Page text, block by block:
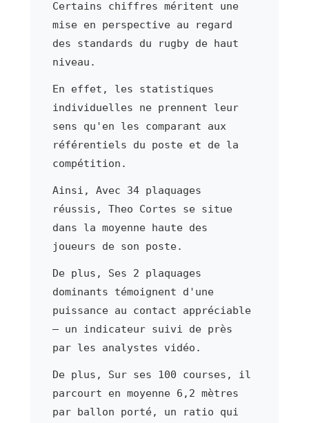
Certains chiffres méritent une
mise en perspective au regard
des standards du rugby de haut
niveau.
En effet, les statistiques
individuelles ne prennent leur
sens qu'en les comparant aux
référentiels du poste et de la
compétition.
Ainsi, Avec 34 plaquages
réussis, Theo Cortes se situe
dans la moyenne haute des
joueurs de son poste.
De plus, Ses 2 plaquages
dominants témoignent d'une
puissance au contact appréciable
— un indicateur suivi de près
par les analystes vidéo.
De plus, Sur ses 100 courses, il
parcourt en moyenne 6,2 mètres
par ballon porté, un ratio qui